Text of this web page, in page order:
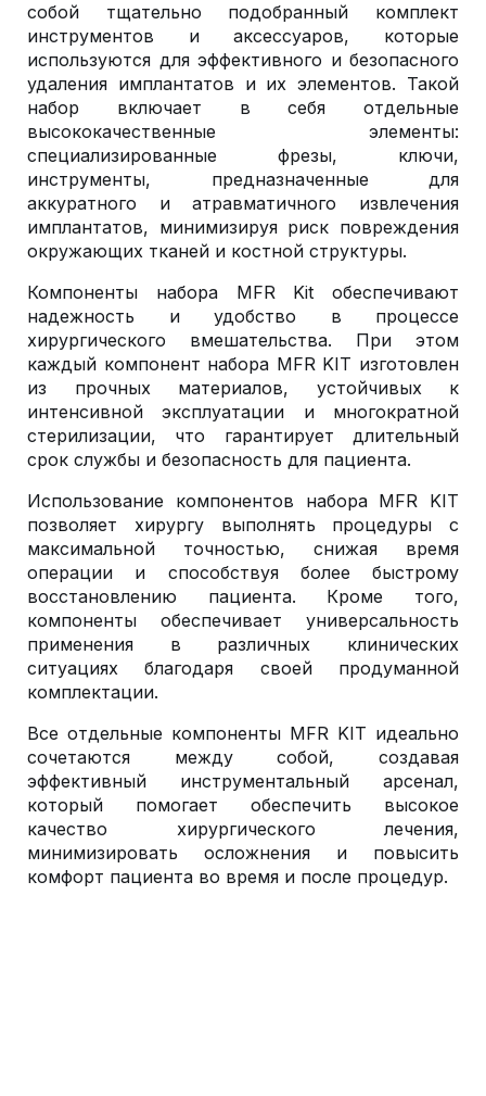
собой тщательно подобранный комплект
инструментов и аксессуаров, которые
используются для эффективного и безопасного
удаления имплантатов и их элементов. Такой
набор включает в себя отдельные
высококачественные элементы:
специализированные фрезы, ключи,
инструменты, предназначенные для
аккуратного и атравматичного извлечения
имплантатов, минимизируя риск повреждения
окружающих тканей и костной структуры.
Компоненты набора MFR Kit обеспечивают
надежность и удобство в процессе
хирургического вмешательства. При этом
каждый компонент набора MFR KIT изготовлен
из прочных материалов, устойчивых к
интенсивной эксплуатации и многократной
стерилизации, что гарантирует длительный
срок службы и безопасность для пациента.
Использование компонентов набора MFR KIT
позволяет хирургу выполнять процедуры с
максимальной точностью, снижая время
операции и способствуя более быстрому
восстановлению пациента. Кроме того,
компоненты обеспечивает универсальность
применения в различных клинических
ситуациях благодаря своей продуманной
комплектации.
Все отдельные компоненты MFR KIT идеально
сочетаются между собой, создавая
эффективный инструментальный арсенал,
который помогает обеспечить высокое
качество хирургического лечения,
минимизировать осложнения и повысить
комфорт пациента во время и после процедур.